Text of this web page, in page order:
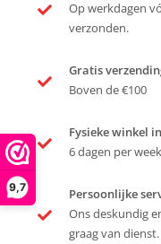
9,7
Op werkdagen
verzonden.
Gratis
Boven de €100
Fysieke winkel
6 dagen per
Persoonlijke
Ons deskundig
graag van dienst.